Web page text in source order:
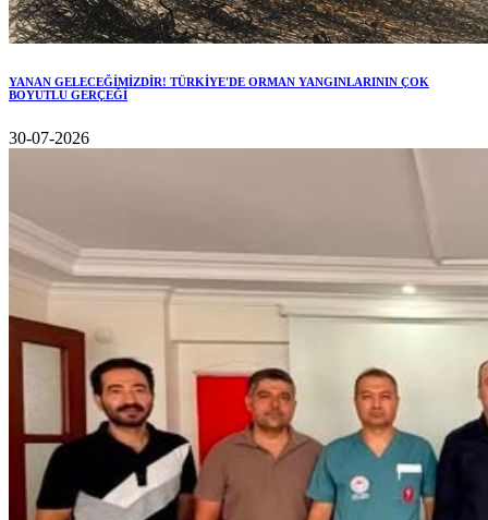
YANAN GELECEĞİMİZDİR! TÜRKİYE'DE ORMAN YANGINLARININ ÇOK
BOYUTLU GERÇEĞİ
30-07-2026